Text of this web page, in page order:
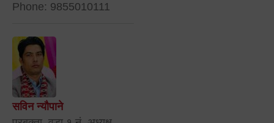
Phone: 9855010111
सविन न्यौपाने